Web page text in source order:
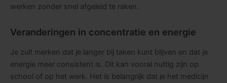
werken zonder snel afgeleid te raken.
Veranderingen in concentratie en energie
Je zult merken dat je langer bij taken kunt blijven en dat je
energie meer consistent is. Dit kan vooral nuttig zijn op
school of op het werk. Het is belangrijk dat je het medicijn